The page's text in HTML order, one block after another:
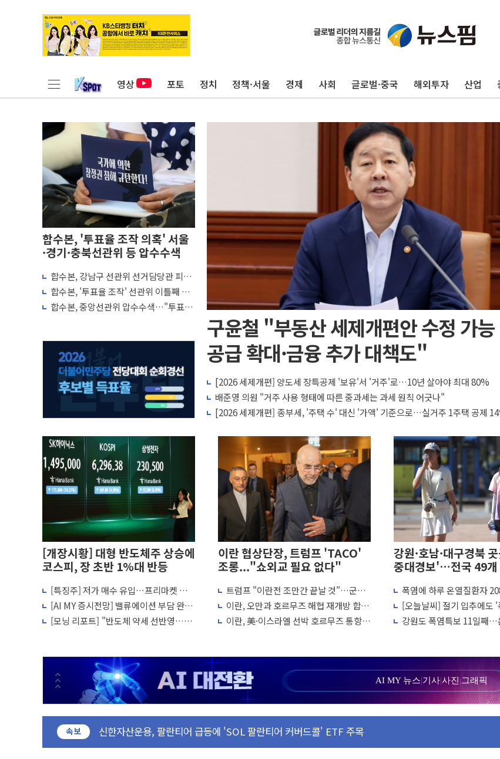
영상 포토 정치 정책·서울 경제 사회 글로벌·중국 해외투자 산업
합수본, '투표율 조작 의혹' 서울
·경기·충북선관위 등 압수수색
합수본, 강남구 선관위 선거담당관 피의
자 조사
합수본, '투표율 조작' 선관위 이틀째 압
색…선관위 직원 메신저 영장은 기각
합수본, 중앙선관위 압수수색…"투표율
구윤철 "부동산 세제개편안 수정 가능
공급 확대·금융 추가 대책도"
[2026 세제개편] 양도세 장특공제 '보유'서 '거주'로…10년 살아야 최대 80%
배준영 의원 "거주 사용 형태에 따른 중과세는 과세 원칙 어긋나"
[2026 세제개편] 종부세, '주택 수' 대신 '가액' 기준으로…실거주 1주택 공제 14
[개장시황] 대형 반도체주 상승에
코스피, 장 초반 1%대 반등
[특징주] 저가 매수 유입…프리마켓 대
형주 소폭 반등
[AI MY 증시전망] 밸류에이션 부담 완
화…낙폭 회복 시도
[모닝 리포트] "반도체 약세 선반영…코
이란 협상단장, 트럼프 'TACO'
조롱..."쇼외교 필요 없다"
트럼프 "이란전 조만간 끝날 것"…군수
품 부족설 일축 "막대한 무기 보유"
이란, 오만과 호르무즈 해협 재개방 합의
막바지.."美와 직접 협상 없어"
이란, 美·이스라엘 선박 호르무즈 통항
강원·호남·대구경북
중대경보'…전국 49개
폭염에 하루 온열질환자
사망자 23명·가축 83만마
[오늘날씨] 절기 입추에도
한낮 39도
강원도 폭염특보 11일째…
AI MY 뉴스|기사|사진 |그래픽
속보
전세사기 등 '민생 전담재판부' 시범운영…평균 3개월 만에 1심 결론
[뉴스핌 이 시각 글로벌 PICK] 이란 협상단장, 트럼프 'TACO' 조롱 外
남성, 'NS AI LINK' 월마트 3600개 매장 판매
올데이올가닉, 정부 '혁신 프리미어 1000' 선정
엑스플러스, '갤럭시 Z 플립8·폴드8' 전용 액세서리 출시
삼성증권, 연금저축계좌 ETF·리츠 온라인 거래수수료 우대
신한자산운용, 팔란티어 급등에 'SOL 팔란티어 커버드콜' ETF 주목
강원·호남·대구경북 곳곳 '폭염중대경보'…전국 49개 지역으로 확대
서금원, 상반기 미소금융 1600억원 돌파...취약계층 지원 확대